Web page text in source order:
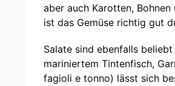
aber auch Karotten,
ist das Gemüse richtig gut
Salate sind ebenfalls
mariniertem Tintenfisch,
fagioli e tonno) lässt sich